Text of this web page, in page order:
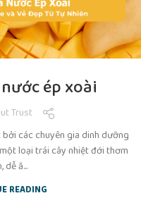
ép xoài
Trust
các chuyên gia dinh dưỡng
loại trái cây nhiệt đới thơm
dễ ă...
READING